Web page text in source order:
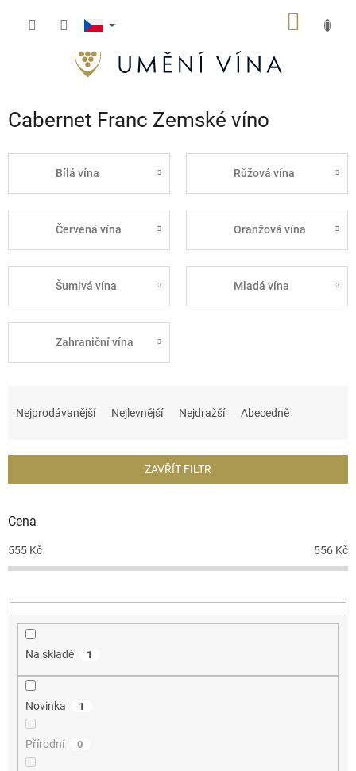
Cabernet Franc Zemské víno
Bílá vína Růžová vína
Červená vína Oranžová vína
Šumivá vína Mladá vína
Zahraniční vína
í
r
d
u
t
ů
Nejprodávanější Nejlevnější Nejdražší Abecedně
ZAVŘÍT FILTR
Cena
555 Kč 556 Kč
Na skladě 1
Novinka 1
Přírodní 0